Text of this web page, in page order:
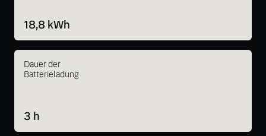
18,8 kWh
Dauer der
Batterieladung
3 h